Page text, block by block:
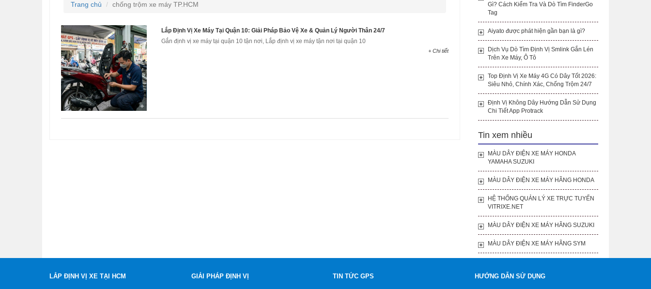
Trang chủ chống trộm xe máy TP.HCM
Lắp Định Vị Xe Máy Tại Quận 10: Giải Pháp Bảo Vệ Xe & Quản Lý Người Thân 24/7
Gắn định vị xe máy tại quận 10 tận nơi, Lắp định vị xe máy tận nơi tại quận 10
+ Chi tiết
Gì? Cách Kiểm Tra Và Dò Tìm FinderGo
Tag
Aiyato được phát hiện gần bạn là gì?
Dịch Vụ Dò Tìm Định Vị Smlink Gắn Lén
Trên Xe Máy, Ô Tô
Top Định Vị Xe Máy 4G Có Dây Tốt 2026:
Siêu Nhỏ, Chính Xác, Chống Trộm 24/7
Định Vị Không Dây Hướng Dẫn Sử Dụng
Chi Tiết App Protrack
Tin xem nhiều
MÀU DÂY ĐIỆN XE MÁY HONDA
YAMAHA SUZUKI
MÀU DÂY ĐIỆN XE MÁY HÃNG HONDA
HỆ THỐNG QUẢN LÝ XE TRỰC TUYẾN
VITRIXE.NET
MÀU DÂY ĐIỆN XE MÁY HÃNG SUZUKI
MÀU DÂY ĐIỆN XE MÁY HÃNG SYM
LẮP ĐỊNH VỊ XE TẠI HCM GIẢI PHÁP ĐỊNH VỊ TIN TỨC GPS HƯỚNG DẪN SỬ DỤNG